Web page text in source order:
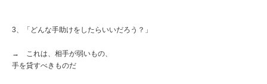
3、「どんな手助けをしたらいいだろう？」
→ これは、相手が弱いもの、
手を貸すべきものだ